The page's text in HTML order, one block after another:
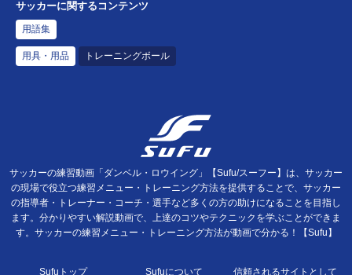
サッカーに関するコンテンツ
用語集
用具・用品 トレーニングボール
サッカーの練習動画「ダンベル・ロウイング」【Sufu/スーフー】は、サッカー
の現場で役立つ練習メニュー・トレーニング方法を提供することで、サッカー
の指導者・トレーナー・コーチ・選手など多くの方の助けになることを目指し
ます。分かりやすい解説動画で、上達のコツやテクニックを学ぶことができま
す。サッカーの練習メニュー・トレーニング方法が動画で分かる！【Sufu】
Sufuトップ Sufuについて 信頼されるサイトとして